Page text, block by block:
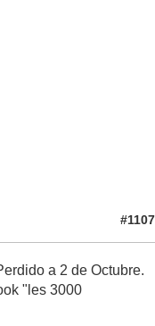
#1107
a 2 de Octubre.
"les 3000